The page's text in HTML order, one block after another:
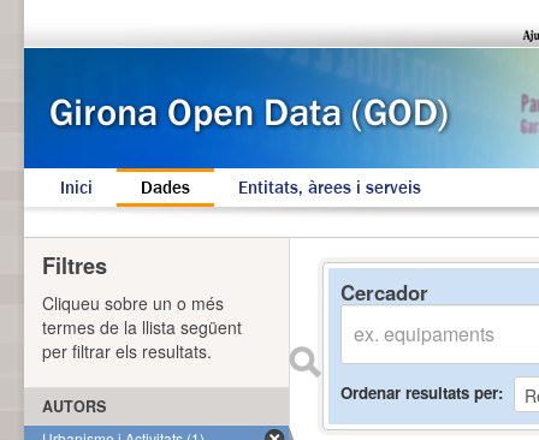
Inici Dades Entitats, àrees i serveis
Cercador
Ordenar resultats per
Filtres
Cliqueu sobre un o més
termes de la llista següent
per filtrar els resultats.
AUTORS